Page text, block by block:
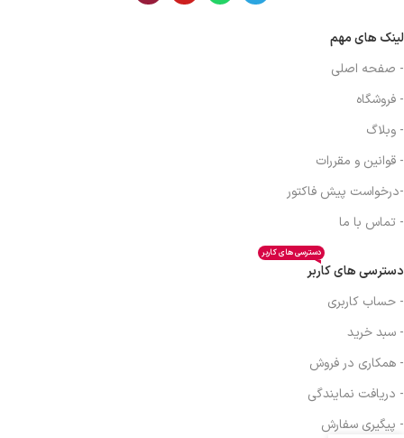
لینک های مهم
- صفحه اصلی
- فروشگاه
- وبلاگ
- قوانین و مقررات
-درخواست پیش فاکتور
- تماس با ما
دسترسی های کاربر
دسترسی های کاربر
- حساب کاربری
- سبد خرید
- همکاری در فروش
- دریافت نمایندگی
- پیگیری سفارش